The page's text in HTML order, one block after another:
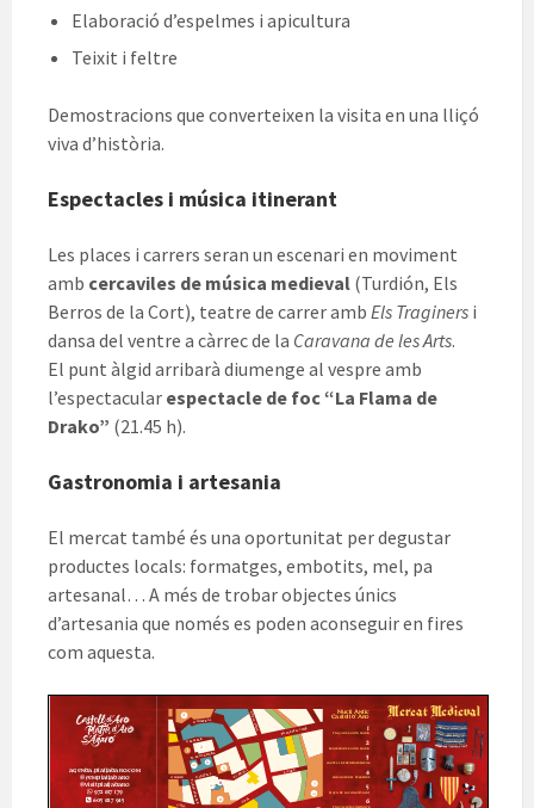
Elaboració d’espelmes i apicultura
Teixit i feltre
Demostracions que converteixen la visita en una lliçó
viva d’història.
Espectacles i música itinerant
Les places i carrers seran un escenari en moviment
amb cercaviles de música medieval (Turdión, Els
Berros de la Cort), teatre de carrer amb Els Traginers i
dansa del ventre a càrrec de la Caravana de les Arts.
El punt àlgid arribarà diumenge al vespre amb
l’espectacular espectacle de foc “La Flama de
Drako” (21.45 h).
Gastronomia i artesania
El mercat també és una oportunitat per degustar
productes locals: formatges, embotits, mel, pa
artesanal… A més de trobar objectes únics
d’artesania que només es poden aconseguir en fires
com aquesta.